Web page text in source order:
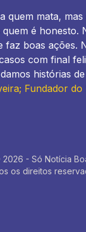
quem mata,
é honesto.
faz boas ações.
com final
histórias
Fundador
- Só Notícia
os direitos